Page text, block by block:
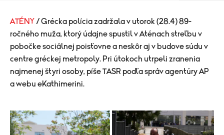
ATÉNY / Grécka polícia zadržala v utorok (28.4) 89-
ročného muža, ktorý údajne spustil v Aténach streľbu v
pobočke sociálnej poisťovne a neskôr aj v budove súdu v
centre gréckej metropoly. Pri útokoch utrpeli zranenia
najmenej štyri osoby, píše TASR podľa správ agentúry AP
a webu eKathimerini.